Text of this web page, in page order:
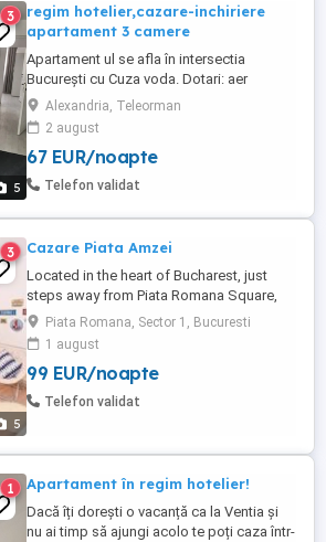
5
3
regim hotelier,cazare-inchiriere
apartament 3 camere
Apartament ul se afla în intersectia
București cu Cuza voda. Dotari: aer
conditionat, uscator de par, bucătărie, loc
de parcare, frigider, televizor, mașină de
spălat, Wi-fi Imprejurimi: bancă atm,
centrul orasului, supermaket magazin
alimentar, locuri istorice, piaţă, muzee,
Alexandria, Teleorman
2 august
67 EUR/noapte
Telefon validat
5
3 Cazare Piata Amzei
Located in the heart of Bucharest, just
steps away from Piata Romana Square,
University Square and The Old Town, this
chic apartment is within walking distance
to everything that matters in Bucharest
(museums, theatres, art galleries,
restaurants, clubs and pubs). The flat is
Piata Romana, Sector 1, Bucuresti
1 august
99 EUR/noapte
Telefon validat
1 Apartament în regim hotelier!
Dacă îți dorești o vacanță ca la Ventia și
nu ai timp să ajungi acolo te poți caza într-